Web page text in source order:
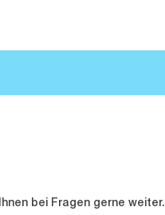
bei Fragen gerne weiter.